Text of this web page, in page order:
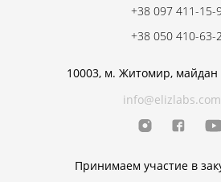
10003, м. Житомир, майдан
Принимаем участие в
+38 097 411-15-
+38 050 410-63-